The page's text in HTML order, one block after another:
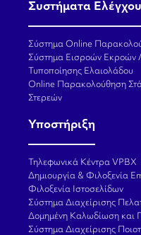
Συστήματα Ελέγχου
Σύστημα Online
Σύστημα Εισροών Εκροών
Τυποποίησης Ελαιολάδου
Online Παρακολούθηση
Στερεών
Υποστήριξη
Τηλεφωνικά Κέντρα VPBX
Δημιουργία & Φιλοξενία
Φιλοξενία Ιστοσελίδων
Σύστημα Διαχείρισης
Δομημένη Καλωδίωση και
Σύστημα Διαχείρισης